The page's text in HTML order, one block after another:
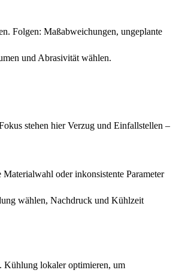
Folgen: Maßabweichungen, ungeplante
und Abrasivität wählen.
stehen hier Verzug und Einfallstellen –
oder inkonsistente Parameter
wählen, Nachdruck und Kühlzeit
Kühlung lokaler optimieren, um